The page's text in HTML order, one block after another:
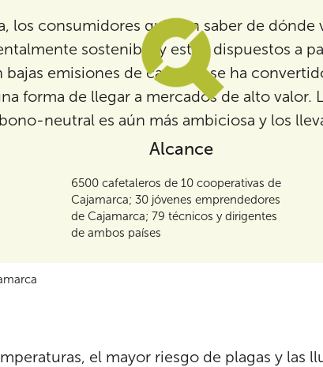
los consumidores quieren saber de dónde
sostenible y están dispuestos a
bajas emisiones de carbono se ha
forma de llegar a mercados de alto valor.
neutral es aún más ambiciosa y los
Alcance
6500 cafetaleros de 10 cooperativas de
Cajamarca; 30 jóvenes emprendedores
de Cajamarca; 79 técnicos y dirigentes
de ambos países
el mayor riesgo de plagas y las